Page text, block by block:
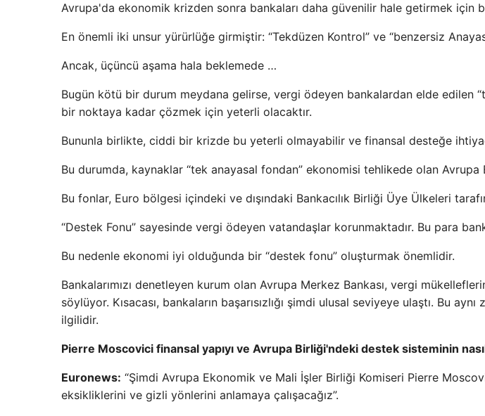
Avrupa'da ekonomik krizden sonra bankaları daha güvenilir hale getirmek için
En önemli iki unsur yürürlüğe girmiştir: “Tekdüzen Kontrol” ve “benzersiz
Ancak, üçüncü aşama hala beklemede …
Bugün kötü bir durum meydana gelirse, vergi ödeyen bankalardan elde edilen
bir noktaya kadar çözmek için yeterli olacaktır.
Bununla birlikte, ciddi bir krizde bu yeterli olmayabilir ve finansal desteğe
Bu durumda, kaynaklar “tek anayasal fondan” ekonomisi tehlikede olan Avrupa
Bu fonlar, Euro bölgesi içindeki ve dışındaki Bankacılık Birliği Üye Ülkeleri
“Destek Fonu” sayesinde vergi ödeyen vatandaşlar korunmaktadır. Bu para
Bu nedenle ekonomi iyi olduğunda bir “destek fonu” oluşturmak önemlidir.
Bankalarımızı denetleyen kurum olan Avrupa Merkez Bankası, vergi
söylüyor. Kısacası, bankaların başarısızlığı şimdi ulusal seviyeye ulaştı. Bu
ilgilidir.
Pierre Moscovici finansal yapıyı ve Avrupa Birliği'ndeki destek sisteminin nasıl
Euronews: “Şimdi Avrupa Ekonomik ve Mali İşler Birliği Komiseri Pierre
eksikliklerini ve gizli yönlerini anlamaya çalışacağız”.